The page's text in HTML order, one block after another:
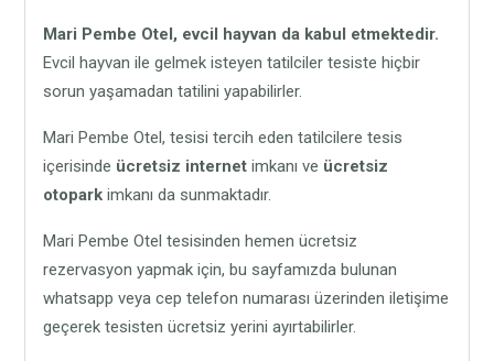
Mari Pembe Otel, evcil hayvan da kabul etmektedir.
Evcil hayvan ile gelmek isteyen tatilciler tesiste hiçbir
sorun yaşamadan tatilini yapabilirler.
Mari Pembe Otel, tesisi tercih eden tatilcilere tesis
içerisinde ücretsiz internet imkanı ve ücretsiz
otopark imkanı da sunmaktadır.
Mari Pembe Otel tesisinden hemen ücretsiz
rezervasyon yapmak için, bu sayfamızda bulunan
whatsapp veya cep telefon numarası üzerinden iletişime
geçerek tesisten ücretsiz yerini ayırtabilirler.